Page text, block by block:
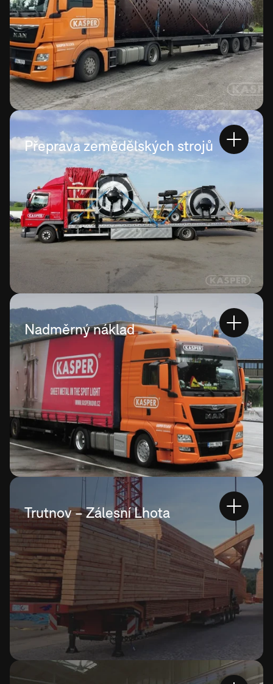
Přeprava zemědělských strojů
Nadměrný náklad
Trutnov – Zálesní Lhota